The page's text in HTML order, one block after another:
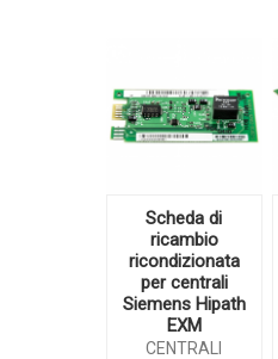
Scheda di
ricambio
ricondizionata
per centrali
Siemens Hipath
EXM
CENTRALI